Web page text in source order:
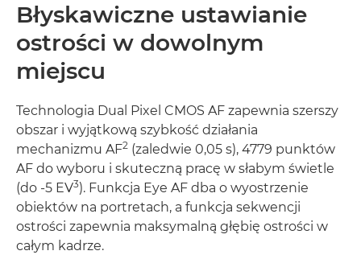
Błyskawiczne ustawianie
ostrości w dowolnym
miejscu
Technologia Dual Pixel CMOS AF zapewnia szerszy
obszar i wyjątkową szybkość działania
mechanizmu AF2 (zaledwie 0,05 s), 4779 punktów
AF do wyboru i skuteczną pracę w słabym świetle
(do -5 EV3). Funkcja Eye AF dba o wyostrzenie
obiektów na portretach, a funkcja sekwencji
ostrości zapewnia maksymalną głębię ostrości w
całym kadrze.